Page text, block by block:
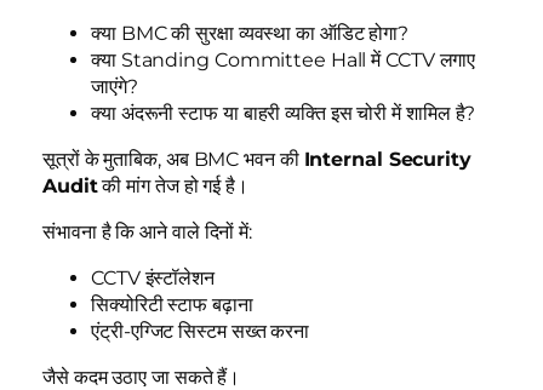
क्या BMC की सुरक्षा व्यवस्था का ऑडिट होगा?
क्या Standing Committee Hall में CCTV लगाए
जाएंगे?
क्या अंदरूनी स्टाफ या बाहरी व्यक्ति इस चोरी में शामिल है?
सूत्रों के मुताबिक, अब BMC भवन की Internal Security
Auditकी मांग तेज हो गई है।
संभावना है कि आने वाले दिनों में:
CCTV इंस्टॉलेशन
सिक्योरिटी स्टाफ बढ़ाना
एंट्री-एग्जिट सिस्टम सख्त करना
जैसे कदम उठाए जा सकते हैं।